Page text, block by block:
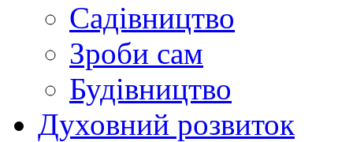
Садівництво
Зроби сам
Будівництво
Духовний розвиток